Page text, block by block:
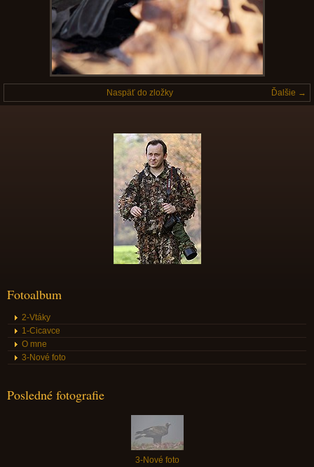
Ďalšie →
Naspäť do zložky
Fotoalbum
2-Vtáky
1-Cicavce
O mne
3-Nové foto
Posledné fotografie
3-Nové foto